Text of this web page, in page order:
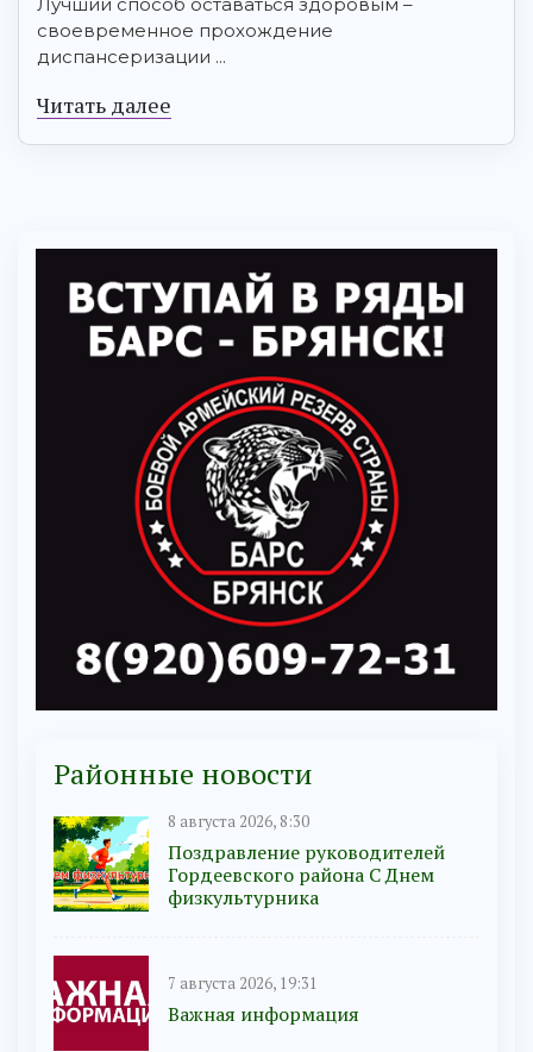
Лучший способ оставаться здоровым –
своевременное прохождение
диспансеризации ...
Читать далее
Районные новости
8 августа 2026, 8:30
Поздравление руководителей
Гордеевского района С Днем
физкультурника
7 августа 2026, 19:31
Важная информация